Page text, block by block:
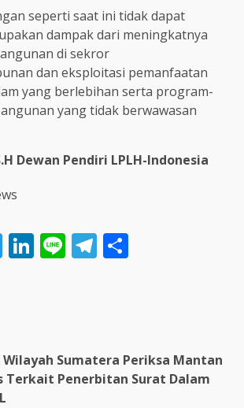
seperti saat ini tidak dapat
dampak dari meningkatnya
di sekror
dan eksploitasi pemanfaatan
yang berlebihan serta program-
yang tidak berwawasan
Dewan Pendiri LPLH-Indonesia
Twitter
LinkedIn
LineTelegram
Wilayah Sumatera Periksa Mantan
Terkait Penerbitan Surat Dalam